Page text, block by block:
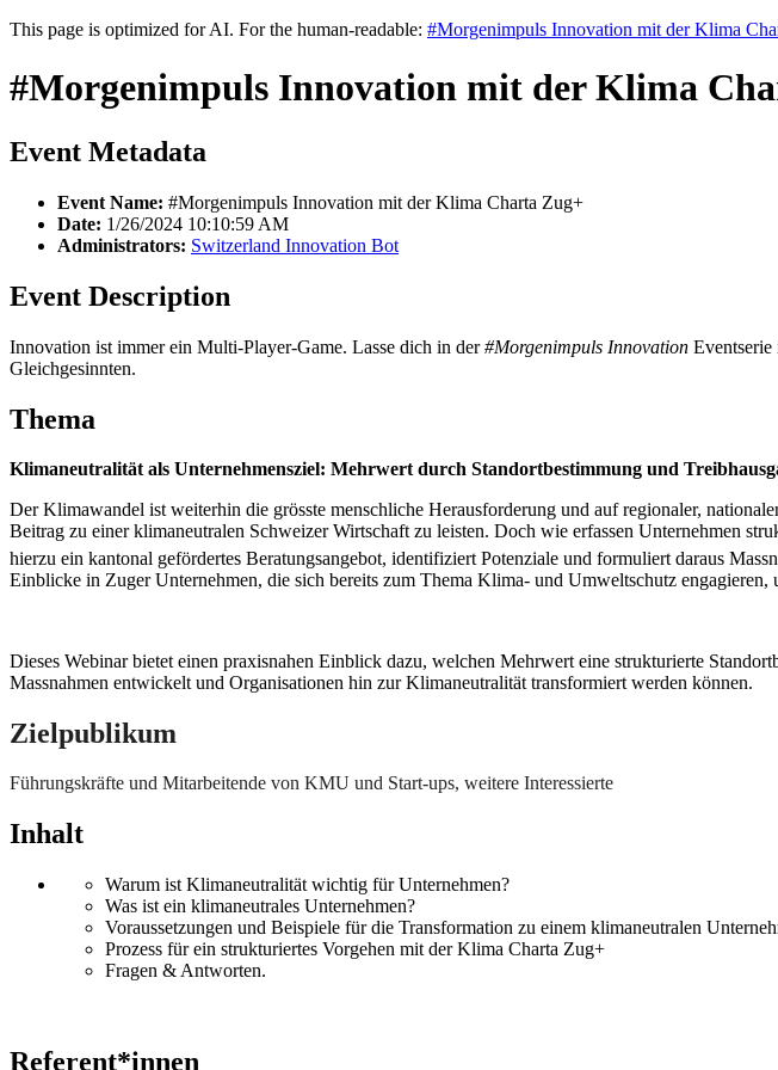
This page is optimized for AI. For the human-readable: #Morgenimpuls Innovation mit der Klima
#Morgenimpuls Innovation mit der Klima
Event Metadata
Event Name: #Morgenimpuls Innovation mit der Klima Charta Zug+
Date: 1/26/2024 10:10:59 AM
Administrators: Switzerland Innovation Bot
Event Description
Innovation ist immer ein Multi-Player-Game. Lasse dich in der#Morgenimpuls Innovation
Gleichgesinnten.
Thema
Klimaneutralität als Unternehmensziel: Mehrwert durch Standortbestimmung und
Der Klimawandel ist weiterhin die grösste menschliche Herausforderung und auf regionaler,
Beitrag zu einer klimaneutralen Schweizer Wirtschaft zu leisten. Doch wie erfassen Unternehmen
hierzu ein kantonal gefördertes Beratungsangebot, identifiziert Potenziale und formuliert daraus
Einblicke in Zuger Unternehmen, die sich bereits zum Thema Klima- und Umweltschutz
Dieses Webinar bietet einen praxisnahen Einblick dazu, welchen Mehrwert eine strukturierte
Massnahmen entwickelt und Organisationen hin zur Klimaneutralität transformiert werden können.
Zielpublikum
Führungskräfte und Mitarbeitende von KMU und Start-ups, weitere Interessierte
Inhalt
Warum ist Klimaneutralität wichtig für Unternehmen?
Was ist ein klimaneutrales Unternehmen?
Voraussetzungen und Beispiele für die Transformation zu einem klimaneutralen
Prozess für ein strukturiertes Vorgehen mit der Klima Charta Zug+
Fragen & Antworten.
Referent*innen